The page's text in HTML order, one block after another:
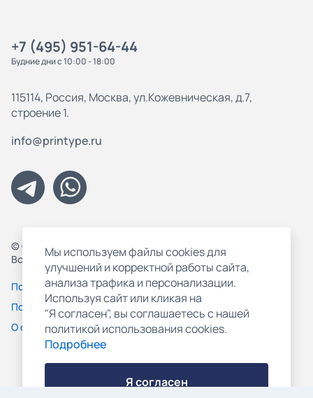
+7 (495) 951-64-44
Будние дни с 10:00 - 18:00
115114, Россия, Москва, ул.Кожевническая, д.7,
строение 1.
info@printype.ru
© ООО "Принтайп-Полиграфия", 1998-2026
Все права защищены.
Политика конфиденциальности
Пользовательское соглашение
О файлах Cookie
Мы используем файлы cookies для
улучшений и корректной работы сайта,
анализа трафика и персонализации.
Используя сайт или кликая на
"Я согласен", вы соглашаетесь с нашей
политикой использования cookies.
Подробнее
Я согласен